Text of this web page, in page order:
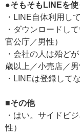
●そもそもLINEを
・LINE自体利用し
・ダウンロードし
官公庁／男性）
・会社の人は殆ど
歳以上／小売店／男
・LINEは登録して
■その他
・はい。サイドビ
性）